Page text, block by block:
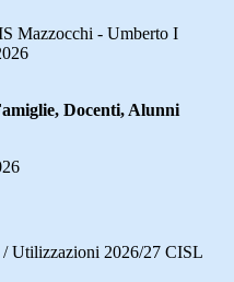
Mazzocchi - Umberto I
Docenti, Alunni
Utilizzazioni 2026/27 CISL